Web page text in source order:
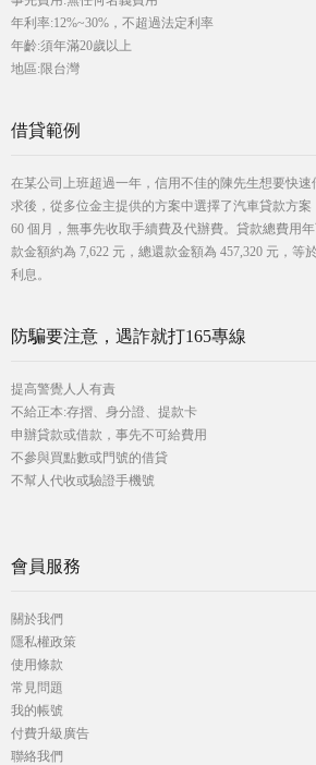
年利率:12%~30%，不超過法定利率
年齡:須年滿20歲以上
地區:限台灣
借貸範例
在某公司上班超過一年，信用不佳的陳先生想要快
求後，從多位金主提供的方案中選擇了汽車貸款方案
60 個月，無事先收取手續費及代辦費。貸款總費用
款金額約為 7,622 元，總還款金額為 457,320 元，等
利息。
防騙要注意，遇詐就打165專線
提高警覺人人有責
不給正本:存摺、身分證、提款卡
申辦貸款或借款，事先不可給費用
不參與買點數或門號的借貸
不幫人代收或驗證手機號
會員服務
關於我們
隱私權政策
使用條款
常見問題
我的帳號
付費升級廣告
聯絡我們